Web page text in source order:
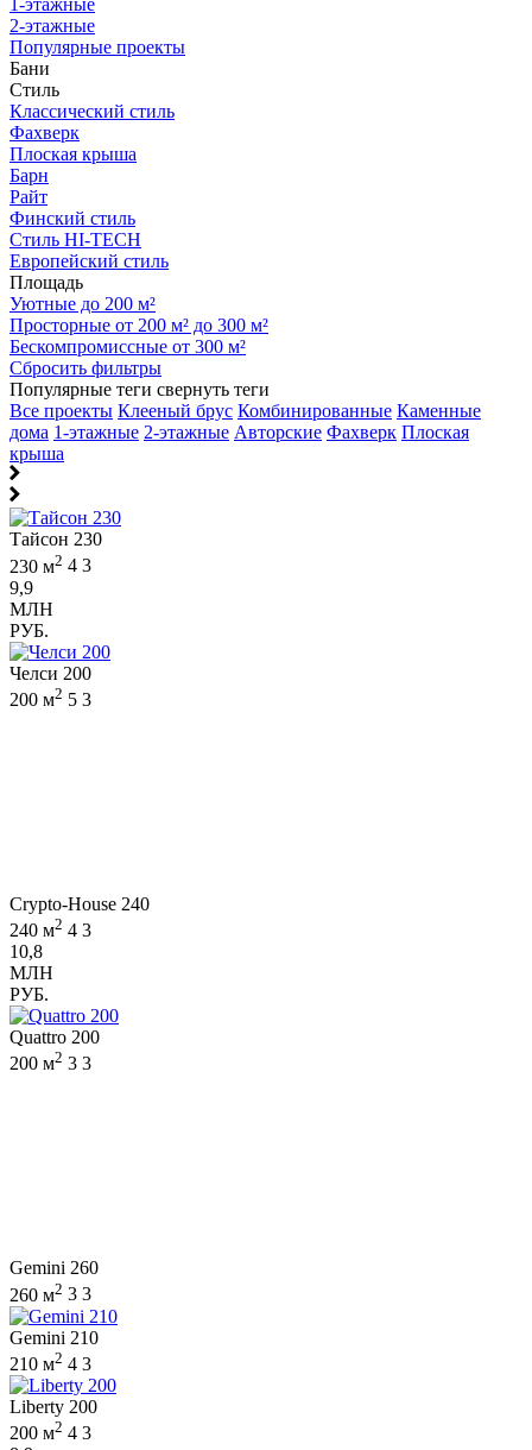
1-этажные
2-этажные
Популярные проекты
Бани
Стиль
Классический стиль
Фахверк
Плоская крыша
Барн
Райт
Финский стиль
Стиль HI-TECH
Европейский стиль
Площадь
Уютные до 200 м²
Просторные от 200 м² до 300 м²
Бескомпромиссные от 300 м²
Сбросить фильтры
Популярные теги свернуть теги
Все проекты Клееный брус Комбинированные Каменные
дома 1-этажные 2-этажные Авторские Фахверк Плоская
крыша
Тайсон 230
230 м2 4 3
9,9
МЛН
РУБ.
Челси 200
200 м2 5 3
Crypto-House 240
240 м2 4 3
10,8
МЛН
РУБ.
Quattro 200
200 м2 3 3
Gemini 260
260 м2 3 3
Gemini 210
210 м2 4 3
Liberty 200
200 м2 4 3